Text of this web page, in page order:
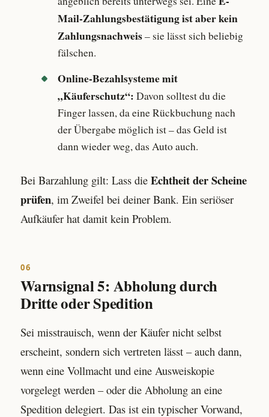
Mail-Zahlungsbestätigung ist aber kein
Zahlungsnachweis– sie lässt sich beliebig
fälschen.
Online-Bezahlsysteme mit
„Käuferschutz“: Davon solltest du die
Finger lassen, da eine Rückbuchung nach
der Übergabe möglich ist – das Geld ist
dann wieder weg, das Auto auch.
Bei Barzahlung gilt: Lass die Echtheit der Scheine
prüfen, im Zweifel bei deiner Bank. Ein seriöser
Aufkäufer hat damit kein Problem.
06
Warnsignal 5: Abholung durch
Dritte oder Spedition
Sei misstrauisch, wenn der Käufer nicht selbst
erscheint, sondern sich vertreten lässt – auch dann,
wenn eine Vollmacht und eine Ausweiskopie
vorgelegt werden – oder die Abholung an eine
Spedition delegiert. Das ist ein typischer Vorwand,